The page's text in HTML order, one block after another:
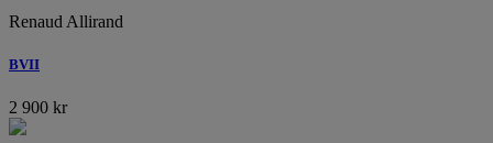
Renaud Allirand
BVII
2 900 kr